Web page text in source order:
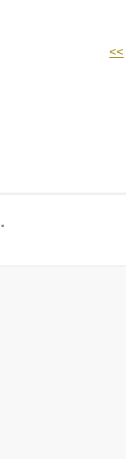
<<
.